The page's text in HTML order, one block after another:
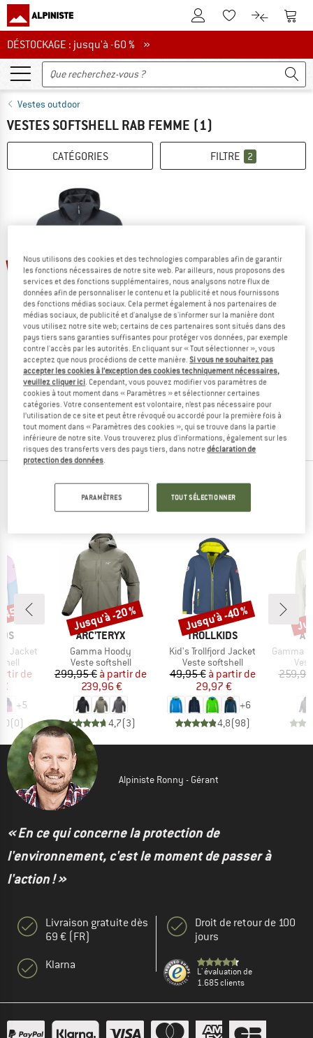
Vers le compte client
Vers la liste
Vers le
DÉSTOCKAGE : jusqu'à -60 %
DÉSTOCKAGE : jusqu'à -60 % »
Vestes outdoor
VESTES SOFTSHELL RAB FEMME (1)
CATÉGORIES FILTRE 2
-30 %
RAB
Women's Borealis Hoody
Veste softshell
119,95 €83,97 €
5,0(4)
PRODUITS PHARES DE TES MARQUES
PRÉFÉRÉES
Jacket
réduit
de
+5
(0)
%
MARQUE
ARC'TERYX
Article
Gamma Hoody
Product group
Veste softshell
Prix
299,95 € Prix réduit
à partir de
239,96 €
4,7(3)
Remise
Jusqu'à -20 %
MARQUE
TROLLKIDS
Article
Kid's Trollfjord Jacket
Product group
Veste softshell
Prix
49,95 € Prix réduit
à partir de
29,97 €
+6
4,8(98)
Remise
Jusqu'à -40 %
Article
Gamma
Alpiniste Ronny - Gérant
« En ce qui concerne la protection de
l'environnement, c'est le moment de passer à
l'action ! »
Livraison gratuite dès
69 € (FR)
Klarna
Droit de retour de 100
jours
L' évaluation de
1.685 clients
Nous utilisons des cookies et des technologies comparables afin de garantir
les fonctions nécessaires de notre site web. Par ailleurs, nous proposons des
services et des fonctions supplémentaires, nous analysons notre flux de
données afin de personnaliser le contenu et la publicité et nous fournissons
des fonctions médias sociaux. Cela permet également à nos partenaires de
médias sociaux, de publicité et d'analyse de s'informer sur la manière dont
vous utilisez notre site web; certains de ces partenaires sont situés dans des
pays tiers sans garanties suffisantes pour protéger vos données, par exemple
contre l'accès par les autorités. En cliquant sur « Tout sélectionner », vous
acceptez que nous procédions de cette manière.Si vous ne souhaitez pas
accepter les cookies à l’exception des cookies techniquement nécessaires,
veuillez cliquer ici. Cependant, vous pouvez modifier vos paramètres de
cookies à tout moment dans « Paramètres » et sélectionner certaines
catégories. Votre consentement est volontaire, n’est pas nécessaire pour
l’utilisation de ce site et peut être révoqué ou accordé pour la première fois à
tout moment dans « Paramètres des cookies », qui se trouve dans la partie
inférieure de notre site. Vous trouverez plus d'informations, également sur les
risques des transferts vers des pays tiers, dans notredéclaration de
protection des données.
PARAMÈTRES TOUT SÉLECTIONNER